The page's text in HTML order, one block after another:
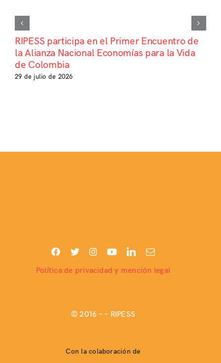
RIPESS participa en el Primer Encuentro de
la Alianza Nacional Economías para la Vida
de Colombia
29 de julio de 2026
Política de privacidad y mención legal
© 2016 –– RIPESS
Con la colaboración de